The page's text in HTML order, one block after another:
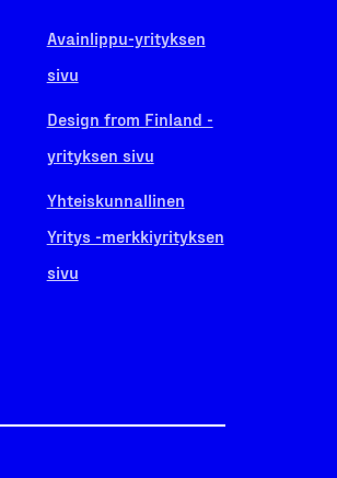
Avainlippu-yrityksen
sivu
Design from Finland -
yrityksen sivu
Yhteiskunnallinen
Yritys -merkkiyrityksen
sivu